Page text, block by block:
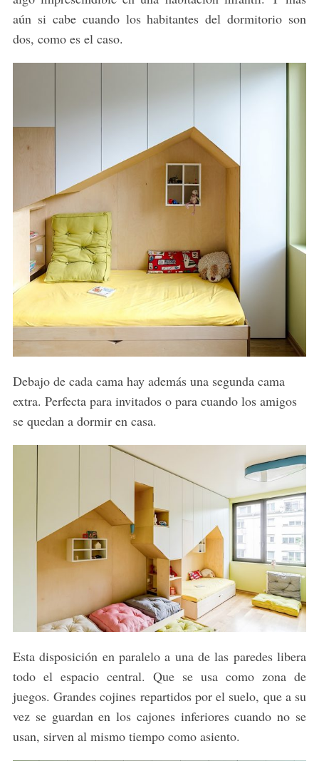
aún si cabe cuando los habitantes del dormitorio son
dos, como es el caso.
Debajo de cada cama hay además una segunda cama
extra. Perfecta para invitados o para cuando los amigos
se quedan a dormir en casa.
Esta disposición en paralelo a una de las paredes libera
todo el espacio central. Que se usa como zona de
juegos. Grandes cojines repartidos por el suelo, que a su
vez se guardan en los cajones inferiores cuando no se
usan, sirven al mismo tiempo como asiento.
S
e